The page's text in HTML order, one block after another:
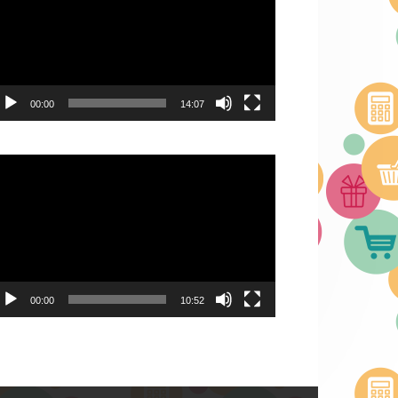
00:00 14:07
00:00 10:52